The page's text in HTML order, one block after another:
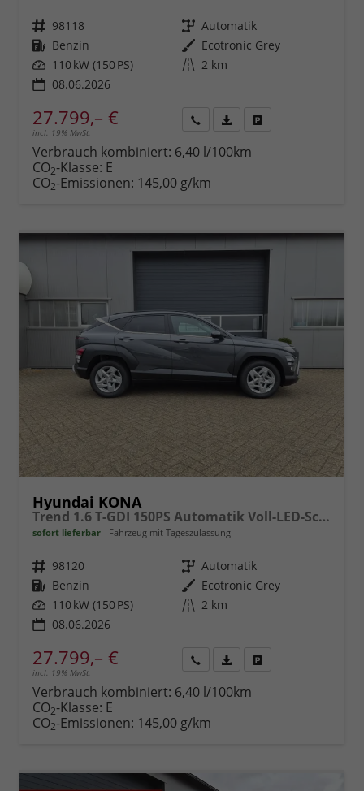
Fahrzeugnr. 98118 Getriebe Automatik
Kraftstoff Benzin Außenfarbe Ecotronic Grey
Leistung 110 kW (150 PS) Kilometerstand 2 km
08.06.2026
27.799,– €
incl. 19% MwSt.
anfordern
Datei,
Verbrauch kombiniert: 6,40 l/100km
CO2-Klasse: E
CO2-Emissionen: 145,00 g/km
Hyundai KONA
Trend 1.6 T-GDI 150PS Automatik Voll-LED-Scheinw. Sitzheizung Lenkradheizung ACC Klimaautomatik Navi Touchscreen DAB+ Apple CarPlay + Android Auto PDC v+h Rückf.Kamera 2xKeyless 17-LM
sofort lieferbar Fahrzeug mit Tageszulassung
Fahrzeugnr. 98120 Getriebe Automatik
Kraftstoff Benzin Außenfarbe Ecotronic Grey
Leistung 110 kW (150 PS) Kilometerstand 2 km
08.06.2026
27.799,– €
incl. 19% MwSt.
anfordern
Datei,
Verbrauch kombiniert: 6,40 l/100km
CO2-Klasse: E
CO2-Emissionen: 145,00 g/km